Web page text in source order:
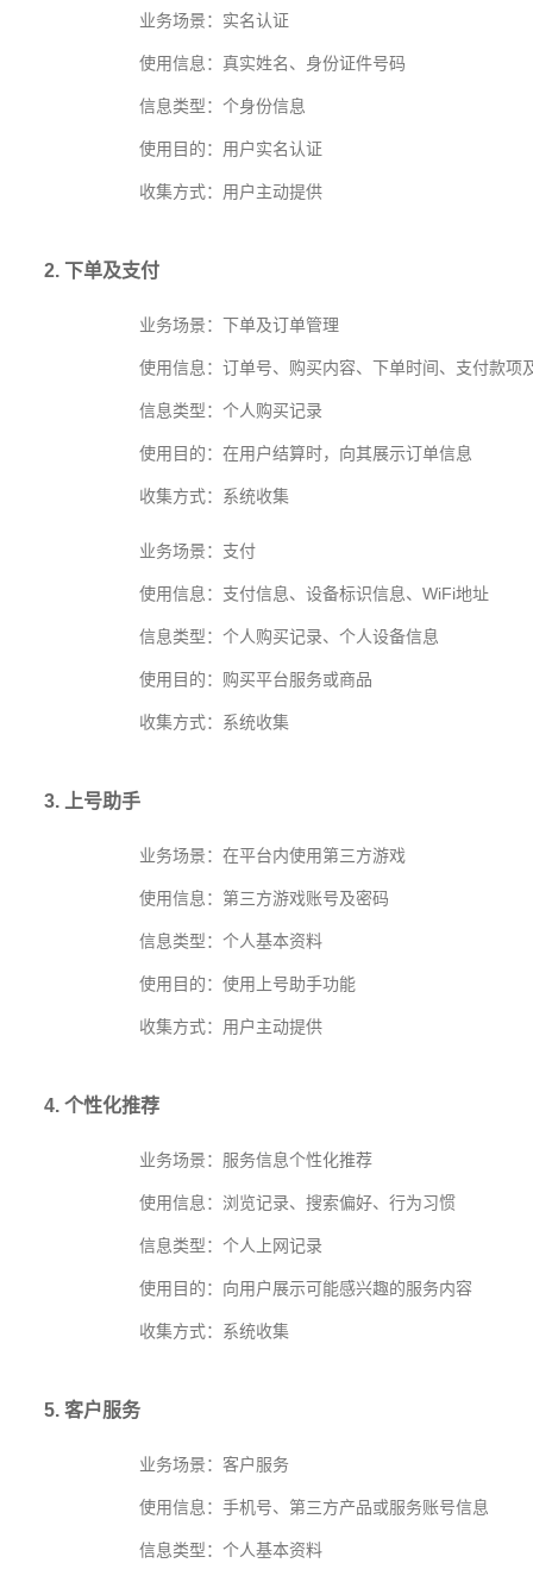
业务场景：实名认证
使用信息：真实姓名、身份证件号码
信息类型：个身份信息
使用目的：用户实名认证
收集方式：用户主动提供
2. 下单及支付
业务场景：下单及订单管理
使用信息：订单号、购买内容、下单时间、支付款项
信息类型：个人购买记录
使用目的：在用户结算时，向其展示订单信息
收集方式：系统收集
业务场景：支付
使用信息：支付信息、设备标识信息、WiFi地址
信息类型：个人购买记录、个人设备信息
使用目的：购买平台服务或商品
收集方式：系统收集
3. 上号助手
业务场景：在平台内使用第三方游戏
使用信息：第三方游戏账号及密码
信息类型：个人基本资料
使用目的：使用上号助手功能
收集方式：用户主动提供
4. 个性化推荐
业务场景：服务信息个性化推荐
使用信息：浏览记录、搜索偏好、行为习惯
信息类型：个人上网记录
使用目的：向用户展示可能感兴趣的服务内容
收集方式：系统收集
5. 客户服务
业务场景：客户服务
使用信息：手机号、第三方产品或服务账号信息
信息类型：个人基本资料